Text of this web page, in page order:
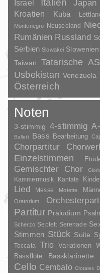
Israel
Italien Japan
Kroatien Kuba
Montenegro Neuseeland
Rumänien Russland
Serbien Slowakei Slowenien
Taiwan Tatarische
Usbekistan Venezuela
Österreich
Noten
3-stimmig 4-stimmig
Ballett Bass Bearbeitung
Chorpartitur
Einzelstimmen
Gemischter Chor
Kammermusik Kantate
Lied Messe Motette
Oratorium
Partitur Präludium
Scherzo Septett Serenade
Stimmen Stück Suite
Toccata Trio Variationen
Bassflöte Bassklarinette
Cello Cembalo Crotales